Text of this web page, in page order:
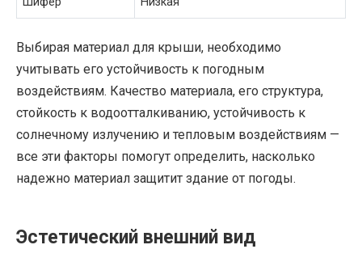
Выбирая материал для крыши, необходимо
учитывать его устойчивость к погодным
воздействиям. Качество материала, его структура,
стойкость к водоотталкиванию, устойчивость к
солнечному излучению и тепловым воздействиям —
все эти факторы помогут определить, насколько
надежно материал защитит здание от погоды.
Эстетический внешний вид